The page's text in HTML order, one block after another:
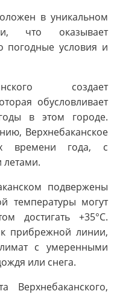
в уникальном
что оказывает
погодные условия и
создает
обусловливает
в этом городе.
Верхнебаканское
времени года, с
подвержены
температуры могут
достигать +35°С.
прибрежной линии,
с умеренными
или снега.
Верхнебаканского,